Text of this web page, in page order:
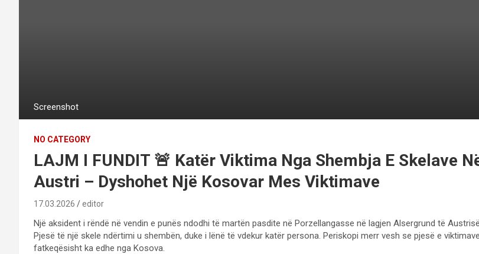
Screenshot
NO CATEGORY
LAJM I FUNDIT 🚨 Katër Viktima Nga Shembja E Skelave
Austri – Dyshohet Një Kosovar Mes Viktimave
17.03.2026 editor
Një aksident i rëndë në vendin e punës ndodhi të martën pasdite në Porzellangasse në lagjen Alsergrund të
Pjesë të një skele ndërtimi u shembën, duke i lënë të vdekur katër persona. Periskopi merr vesh se pjesë e
fatkeqësisht ka edhe nga Kosova.